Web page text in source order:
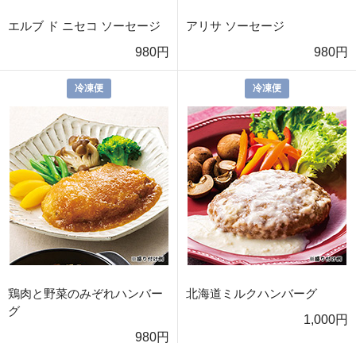
エルブ ド ニセコ ソーセージ
980円
アリサ ソーセージ
980円
冷凍便
鶏肉と野菜のみぞれハンバー
グ
980円
冷凍便
北海道ミルクハンバーグ
1,000円